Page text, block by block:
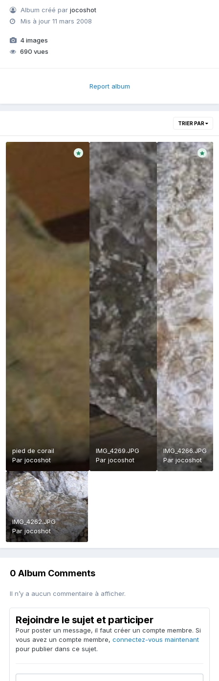
Album créé parjocoshot
Mis à jour11 mars 2008
4 images
690 vues
Report album
TRIER PAR
pied de corail
Par jocoshot
IMG_4269.JPG
Par jocoshot
IMG_4266.JPG
Par jocoshot
IMG_4262.JPG
Parjocoshot
0 Album Comments
Il n’y a aucun commentaire à afficher.
Rejoindre le sujet et participer
Pour poster un message, il faut créer un compte membre. Si
vous avez un compte membre, connectez-vous maintenant
pour publier dans ce sujet.